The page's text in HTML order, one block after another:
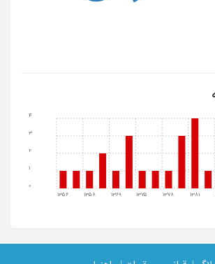
1356 1358 1369 1375 1378 1381
0
1
2
3
4